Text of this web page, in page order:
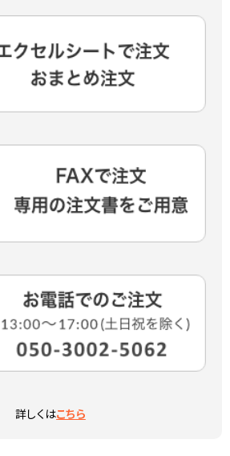
詳しくはこちら